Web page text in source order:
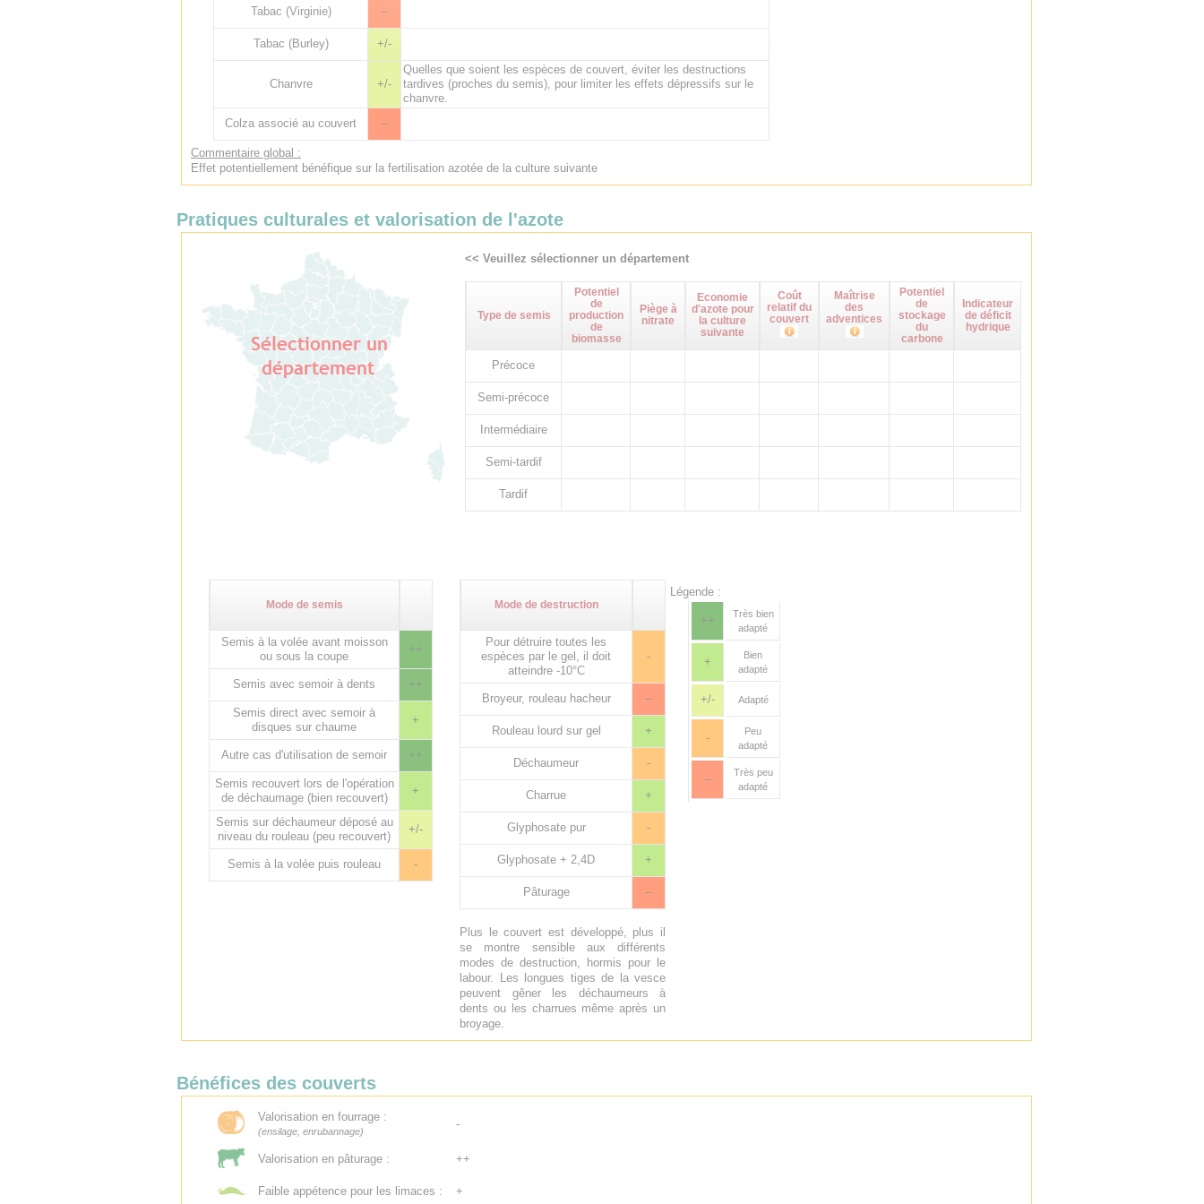
Tabac (Virginie)
--
Tabac (Burley) +/-
Chanvre +/-
Quelles que soient les espèces de couvert, éviter les destructions
tardives (proches du semis), pour limiter les effets dépressifs sur le
chanvre.
Colza associé au couvert
--
Commentaire global :
Effet potentiellement bénéfique sur la fertilisation azotée de la culture suivante
Pratiques culturales et valorisation de l'azote
<< Veuillez sélectionner un département
Type de semis
Potentiel
de
production
de
biomasse
Piège à
nitrate
Economie
d'azote pour
la culture
suivante
Coût
relatif du
couvert
Maîtrise
des
adventices
Potentiel
de
stockage
du
carbone
Indicateur
de déficit
hydrique
Précoce
Semi-précoce
Intermédiaire
Semi-tardif
Tardif
Mode de semis
Semis à la volée avant moisson
ou sous la coupe
++
Semis avec semoir à dents ++
Semis direct avec semoir à
disques sur chaume
+
Autre cas d'utilisation de semoir ++
Semis recouvert lors de l'opération
de déchaumage (bien recouvert)
+
Semis sur déchaumeur déposé au
niveau du rouleau (peu recouvert)
+/-
Semis à la volée puis rouleau -
Mode de destruction
Pour détruire toutes les
espèces par le gel, il doit
atteindre -10°C
-
Broyeur, rouleau hacheur --
Rouleau lourd sur gel +
Déchaumeur -
Charrue +
Glyphosate pur -
Glyphosate + 2,4D +
Pâturage --
Plus le couvert est développé, plus il
se montre sensible aux différents
modes de destruction, hormis pour le
labour. Les longues tiges de la vesce
peuvent gêner les déchaumeurs à
dents ou les charrues même après un
broyage.
Légende :
++
Très bien
adapté
+
Bien
adapté
+/- Adapté
-
Peu
adapté
--
Très peu
adapté
Bénéfices des couverts
Valorisation en fourrage :
(ensilage, enrubannage)
-
Valorisation en pâturage : ++
Faible appétence pour les limaces : +